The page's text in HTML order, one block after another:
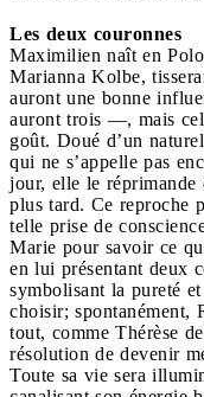
Les deux couronnes
Maximilien naît en
Marianna Kolbe,
auront une bonne
auront trois —, mais
goût. Doué d’un
qui ne s’appelle pas
jour, elle le réprimande
plus tard. Ce reproche
telle prise de
Marie pour savoir ce
en lui présentant deux
symbolisant la pureté
choisir; spontanément,
tout, comme Thérèse
résolution de devenir
Toute sa vie sera